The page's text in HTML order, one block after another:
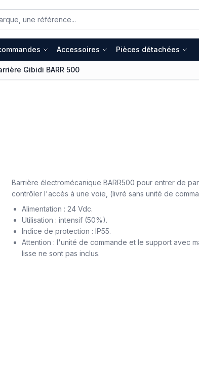
Accessoires Pièces détachées
Gibidi BARR 500
Barrière électromécanique BARR500 pour entrer de
contrôler l'accès à une voie, (livré sans unité de
Alimentation : 24 Vdc.
Utilisation : intensif (50%).
Indice de protection : IP55.
Attention : l'unité de commande et le support avec
lisse ne sont pas inclus.